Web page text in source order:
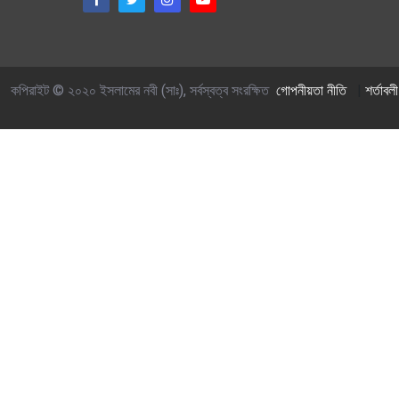
কপিরাইট © ২০২০ ইসলামের নবী (সাঃ), সর্বস্বত্ব সংরক্ষিত গোপনীয়তা নীতি শর্তাবলী